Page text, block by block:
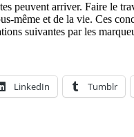
peuvent arriver. Faire le
même et de la vie. Ces
suivantes par les
LinkedIn Tumblr